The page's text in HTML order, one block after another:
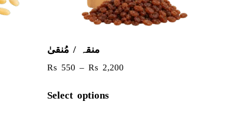
منقہ / مُنقیٰ
₨ 550 – ₨ 2,200
Select options